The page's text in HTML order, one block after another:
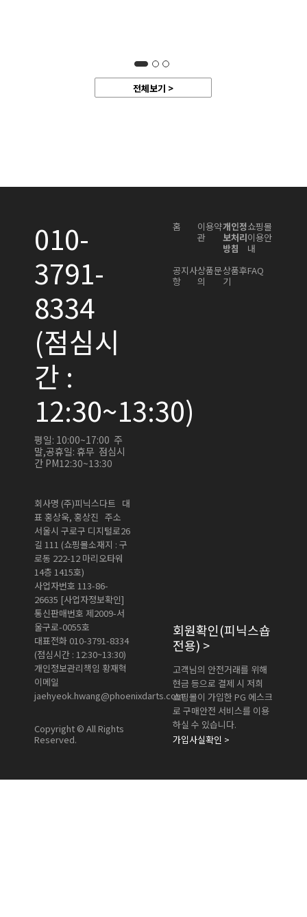
전체보기 >
010-
3791-
8334
(점심시
간 :
12:30~13:30)
평일: 10:00~17:00 주
말,공휴일: 휴무 점심시
간 PM12:30~13:30
회사명 (주)피닉스다트 대
표 홍상욱, 홍상진 주소
서울시 구로구 디지털로26
길 111 (쇼핑몰소재지 : 구
로동 222-12 마리오타워
14층 1415호)
사업자번호 113-86-
26635 [사업자정보확인]
통신판매번호 제2009-서
울구로-0055호
대표전화 010-3791-8334
(점심시간 : 12:30~13:30)
개인정보관리책임 황재혁
이메일
jaehyeok.hwang@phoenixdarts.com
Copyright © All Rights
Reserved.
홈
이용약
관
개인정
보처리
방침
쇼핑몰
이용안
내
공지사
항
상품문
의
상품후
기
FAQ
회원확인(피닉스숍
전용) >
고객님의 안전거래를 위해
현금 등으로 결제 시 저희
쇼핑몰이 가입한 PG 에스크
로 구매안전 서비스를 이용
하실 수 있습니다.
가입사실확인 >